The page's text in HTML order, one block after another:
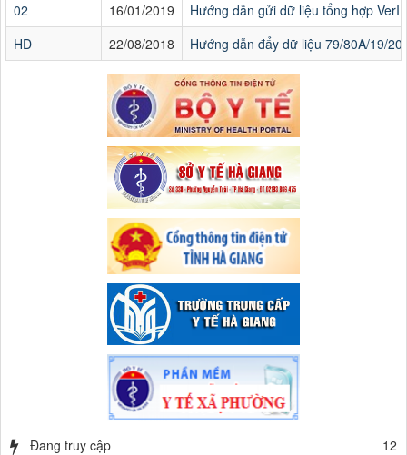
02
16/01/2019
Hướng dẫn gửi dữ liệu tổng hợp VerII
HD
22/08/2018 Hướng dẫn đẩy dữ liệu 79/80A/19/
Đang truy cập
12